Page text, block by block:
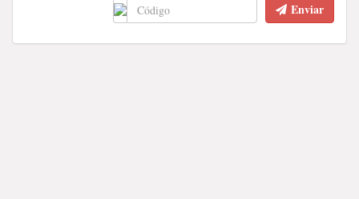
Enviar